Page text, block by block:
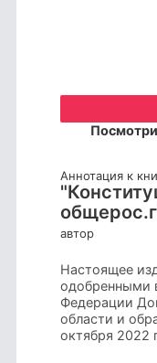
Аннотация к
автор
Настоящее
одобренными
Федерации
области и
октября